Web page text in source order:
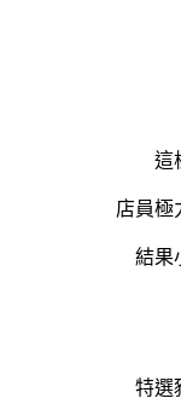
這
店員極
結果
特選